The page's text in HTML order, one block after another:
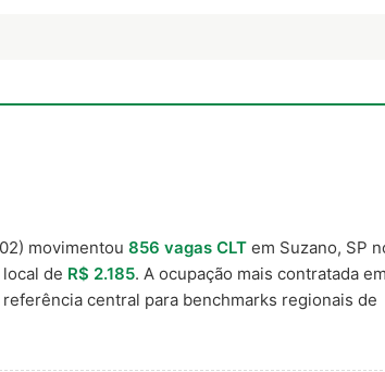
movimentou 856 vagas CLT em Suzano, SP
de R$ 2.185. A ocupação mais contratada em
central para benchmarks regionais de